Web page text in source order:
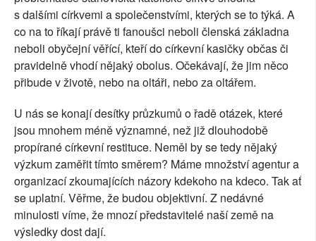
s dalšími církvemi a společenstvími, kterých se to týká. A
co na to říkají právě ti fanoušci neboli členská základna
neboli obyčejní věřící, kteří do církevní kasičky občas či
pravidelně vhodí nějaký obolus. Očekávají, že jim něco
přibude v životě, nebo na oltáři, nebo za oltářem.
U nás se konají desítky průzkumů o řadě otázek, které
jsou mnohem méně významné, než již dlouhodobě
propírané církevní restituce. Neměl by se tedy nějaký
výzkum zaměřit tímto směrem? Máme množství agentur a
organizací zkoumajících názory kdekoho na kdeco. Tak ať
se uplatní. Věřme, že budou objektivní. Z nedávné
minulosti víme, že mnozí představitelé naší země na
výsledky dost dají.